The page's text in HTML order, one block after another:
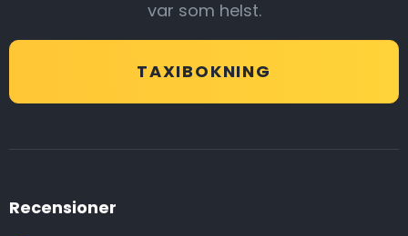
var som helst.
TAXIBOKNING
Recensioner